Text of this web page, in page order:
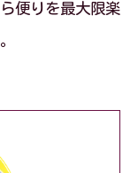
便りを最大限楽